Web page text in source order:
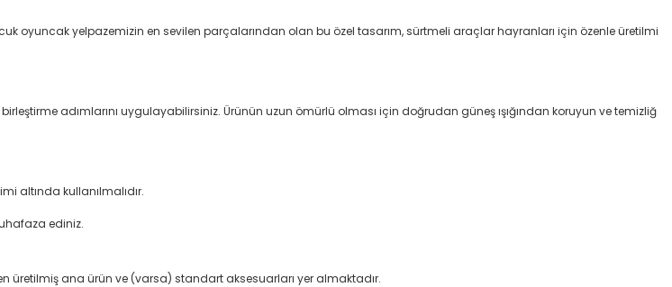
oyuncak yelpazemizin en sevilen parçalarından olan bu özel tasarım, sürtmeli araçlar hayranları için özenle üretilmi
adımlarını uygulayabilirsiniz. Ürünün uzun ömürlü olması için doğrudan güneş ışığından koruyun ve temizliğ
altında kullanılmalıdır.
ediniz.
üretilmiş ana ürün ve (varsa) standart aksesuarları yer almaktadır.